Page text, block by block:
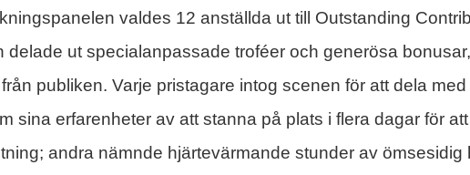
valdes 12 anställda ut till Outstanding
ut specialanpassade troféer och generösa
publiken. Varje pristagare intog scenen för att dela med
sina erfarenheter av att stanna på plats i flera dagar för att
andra nämnde hjärtevärmande stunder av ömsesidig